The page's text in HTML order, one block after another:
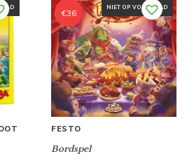
NIET OP VOORRAAD
FESTO
Bordspel
€36